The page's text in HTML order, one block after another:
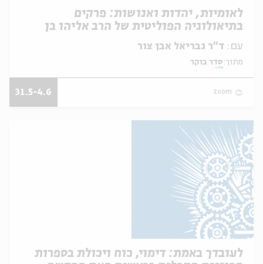
לאומיות, יהדות ואנושות: פרקים
בתיאולוגיה הפוליטית של הרב אליהו בן
אמוזג
עם:
מתוך: סדר בוקר
zoom
31.5-4.6
לעובדך באמת: דימוי, כוח ויכולת בספרות